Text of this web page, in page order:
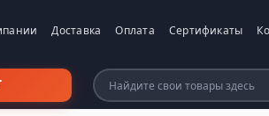
Доставка Оплата Сертификаты